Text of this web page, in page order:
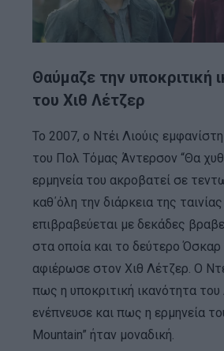
Θαύμαζε την υποκριτική
του Χιθ Λέτζερ
Το 2007, ο Ντέι Λιούις
του Πολ Τόμας Άντερσον “Θα
ερμηνεία του ακροβατεί σε
καθ΄όλη την διάρκεια της
επιβραβεύεται με δεκάδες
στα οποία και το δεύτερο
αφιέρωσε στον Χιθ Λέτζερ. Ο
πως η υποκριτική ικανότητα
ενέπνευσε και πως η ερμηνεία
Mountain” ήταν μοναδική.